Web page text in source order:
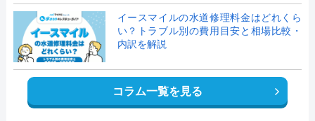
イースマイルの水道修理料金はどれくら
い？トラブル別の費用目安と相場比較・
内訳を解説
コラム一覧を見る